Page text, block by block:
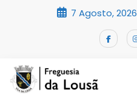
7 Agosto, 2026